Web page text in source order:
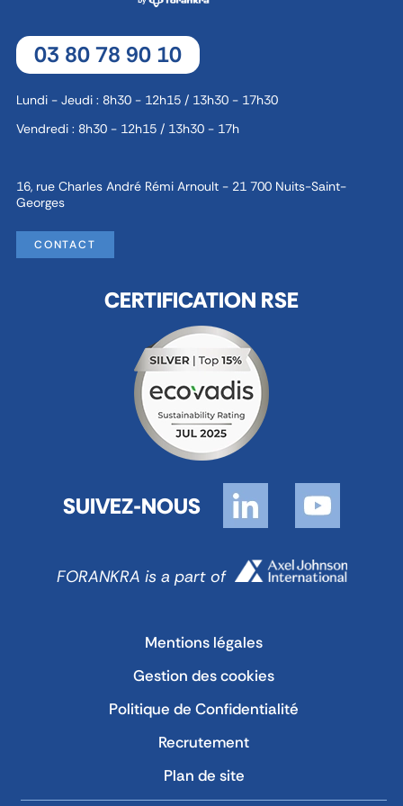
03 80 78 90 10
Lundi - Jeudi : 8h30 - 12h15 / 13h30 - 17h30
Vendredi : 8h30 - 12h15 / 13h30 - 17h
16, rue Charles André Rémi Arnoult - 21 700 Nuits-Saint-
Georges
CONTACT
CERTIFICATION RSE
SUIVEZ-NOUS
FORANKRA is a part of
Mentions légales
Gestion des cookies
Politique de Confidentialité
Recrutement
Plan de site